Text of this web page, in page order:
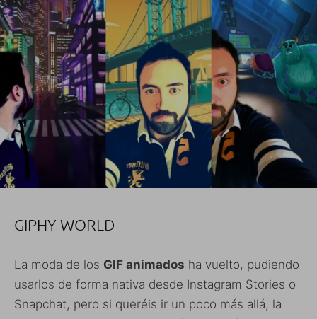
GIPHY WORLD
La moda de los GIF animados ha vuelto, pudiendo
usarlos de forma nativa desde Instagram Stories o
Snapchat, pero si queréis ir un poco más allá, la